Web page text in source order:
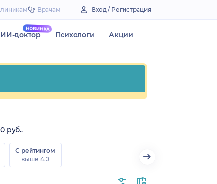
Врачам Вход / Регистрация
ИИ-доктор Психологи Акции
руб..
С рейтингом
выше 4.0